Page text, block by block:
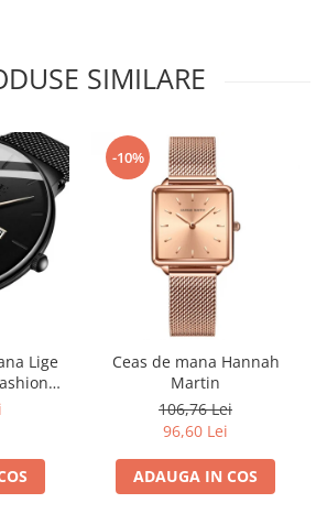
SIMILARE
Lige
-10%
Ceas de mana Hannah
Martin
106,76 Lei
96,60 Lei
ADAUGA IN COS